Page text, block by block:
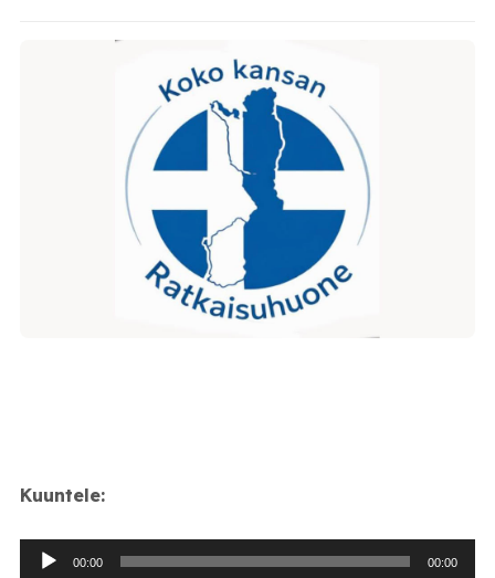
Kuuntele:
Äänitoistin
00:00 00:00